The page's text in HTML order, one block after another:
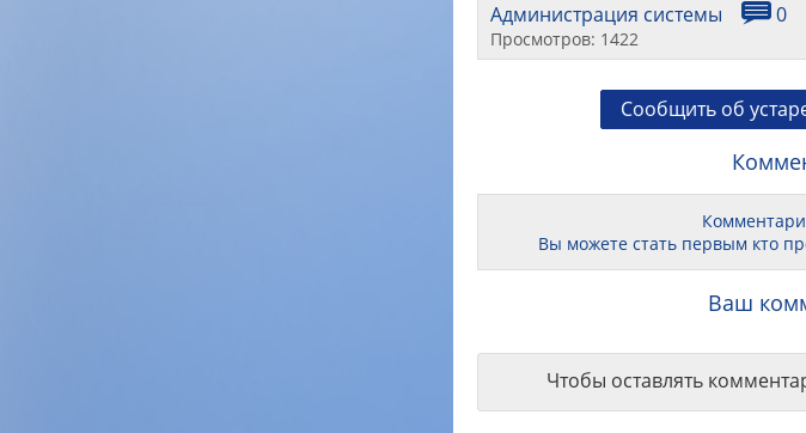
Администрация системы 0
Просмотров: 1422
Сообщить об
Вы можете стать первым кто
Ваш
Чтобы оставлять